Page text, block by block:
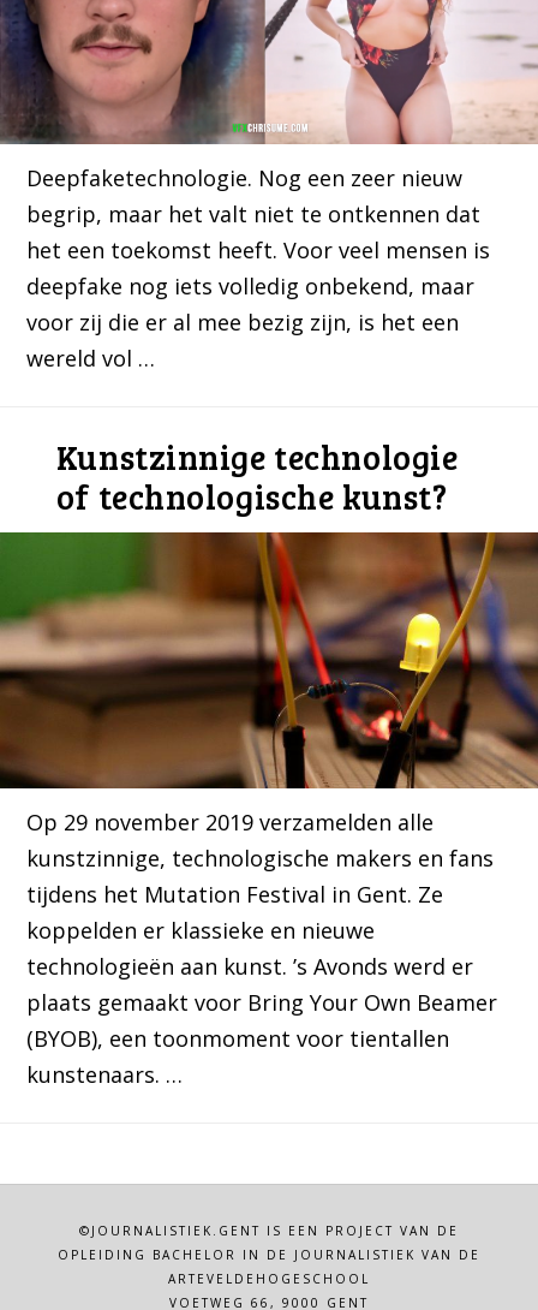
Deepfaketechnologie. Nog een zeer nieuw
begrip, maar het valt niet te ontkennen dat
het een toekomst heeft. Voor veel mensen is
deepfake nog iets volledig onbekend, maar
voor zij die er al mee bezig zijn, is het een
wereld vol …
Kunstzinnige technologie
of technologische kunst?
Op 29 november 2019 verzamelden alle
kunstzinnige, technologische makers en fans
tijdens het Mutation Festival in Gent. Ze
koppelden er klassieke en nieuwe
technologieën aan kunst. ’s Avonds werd er
plaats gemaakt voor Bring Your Own Beamer
(BYOB), een toonmoment voor tientallen
kunstenaars. …
©JOURNALISTIEK.GENT IS EEN PROJECT VAN DE
OPLEIDING BACHELOR IN DE JOURNALISTIEK VAN DE
ARTEVELDEHOGESCHOOL
VOETWEG 66, 9000 GENT